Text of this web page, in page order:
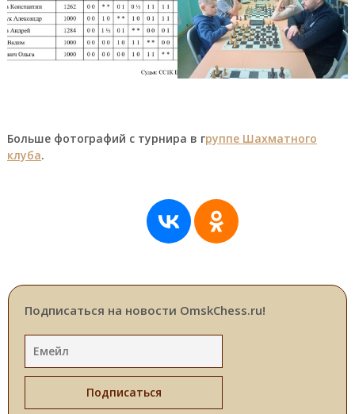
Больше фотографий с турнира в группе Шахматного
клуба.
Подписаться на новости OmskChess.ru!